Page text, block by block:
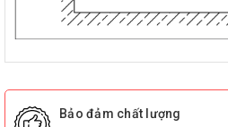
Bảo đảm chất lượng